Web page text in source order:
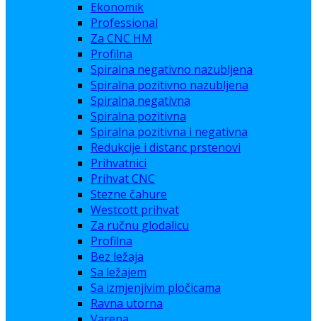
Ekonomik
Professional
Za CNC HM
Profilna
Spiralna negativno nazubljena
Spiralna pozitivno nazubljena
Spiralna negativna
Spiralna pozitivna
Spiralna pozitivna i negativna
Redukcije i distanc prstenovi
Prihvatnici
Prihvat CNC
Stezne čahure
Westcott prihvat
Za ručnu glodalicu
Profilna
Bez ležaja
Sa ležajem
Sa izmjenjivim pločicama
Ravna utorna